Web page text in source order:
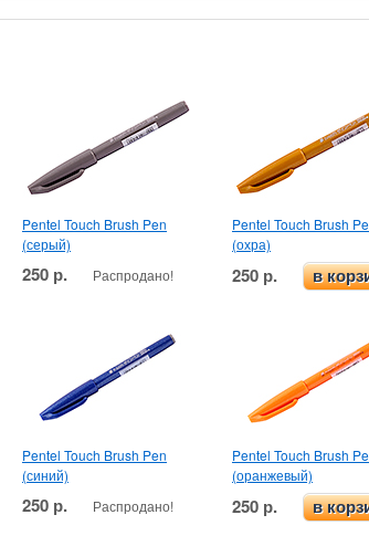
Pentel Touch Brush Pen
(серый)
250 р. Распродано!
Pentel Touch Brush
(охра)
250 р. в
Pentel Touch Brush Pen
(синий)
250 р. Распродано!
Pentel Touch Brush
(оранжевый)
250 р. в